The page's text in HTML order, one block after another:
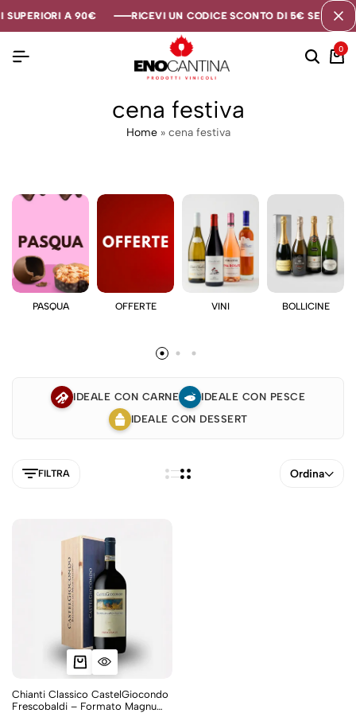
SUPERIORI A 90€ RICEVI UN CODICE SCONTO DI 5€ SE TI
SUPERIORI A 90€ RICEVI UN CODICE SCONTO DI 5€ SE TI
SUPERIORI A 90€ RICEVI UN CODICE SCONTO DI 5€ SE TI
0
cena festiva
Home» cena festiva
PASQUA OFFERTE VINI BOLLICINE
IDEALE CON CARNE
IDEALE CON PESCE
IDEALE CON DESSERT
FILTRA Ordina
Chianti Classico CastelGiocondo
Frescobaldi – Formato Magnum
5NEW